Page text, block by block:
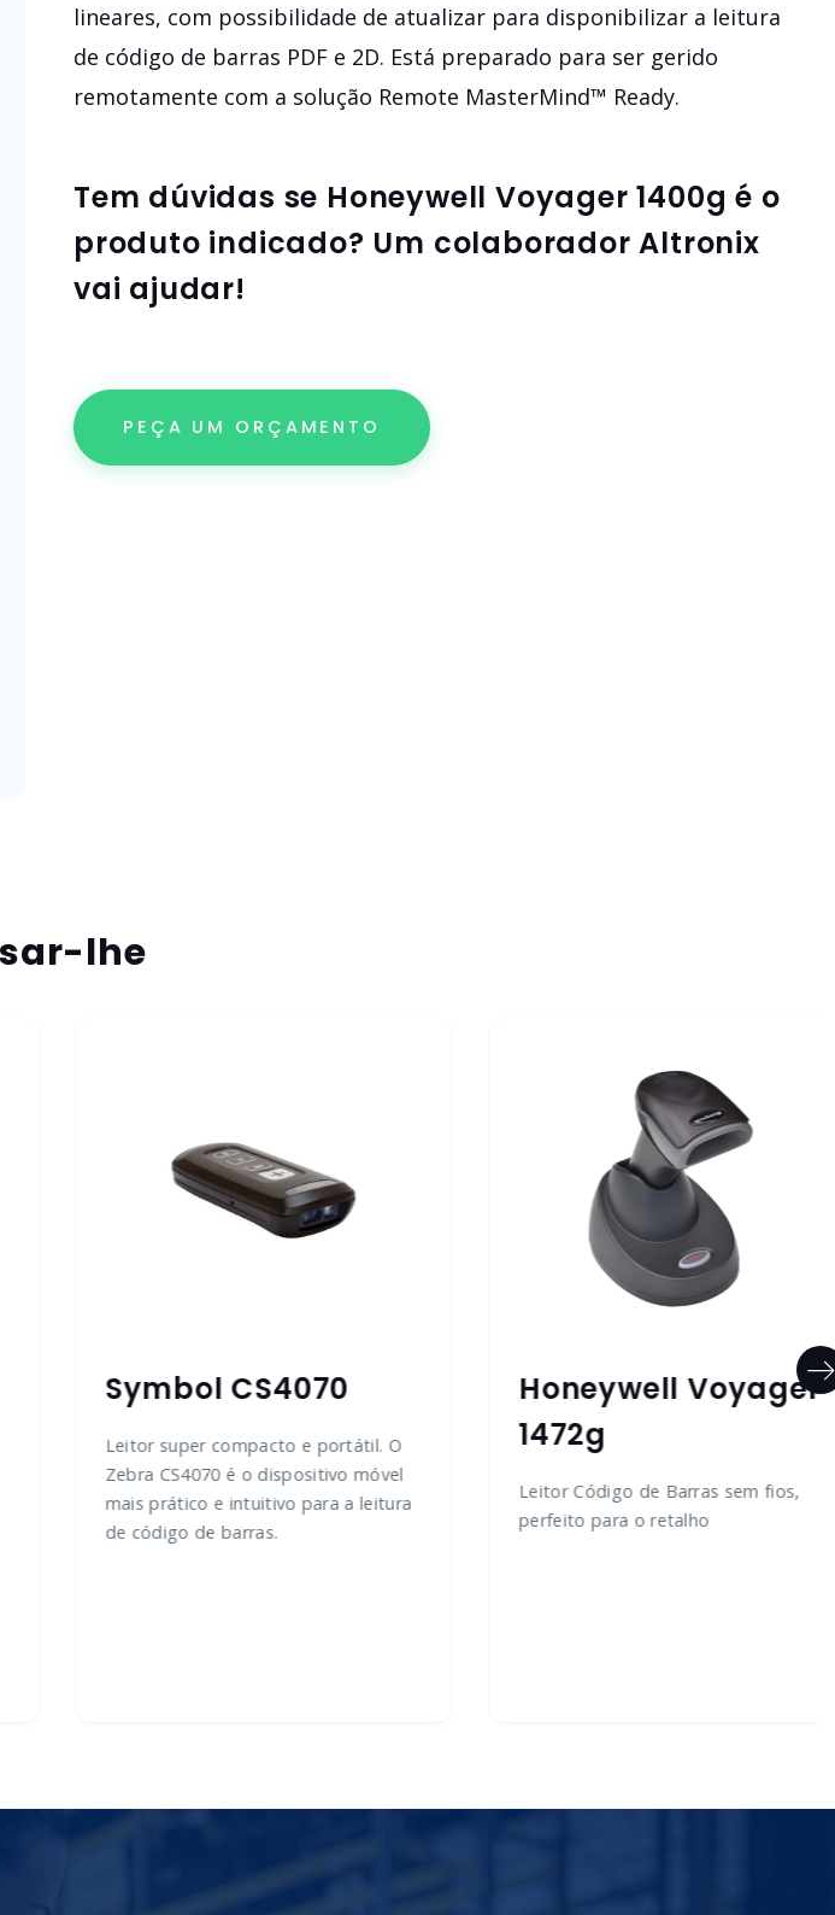
lineares, com possibilidade de atualizar para disponibilizar a leitura
de código de barras PDF e 2D. Está preparado para ser gerido
remotamente com a solução Remote MasterMind™ Ready.
Tem dúvidas se Honeywell Voyager 1400g é o
produto indicado? Um colaborador Altronix
vai ajudar!
PEÇA UM ORÇAMENTO
lhe
Symbol CS4070
Leitor super compacto e portátil. O
Zebra CS4070 é o dispositivo móvel
mais prático e intuitivo para a leitura
de código de barras.
Honeywell Voyager
1472g
Leitor Código de Barras sem fios,
perfeito para o retalho